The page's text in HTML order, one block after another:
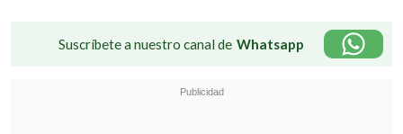
Suscríbete a nuestro canal de Whatsapp